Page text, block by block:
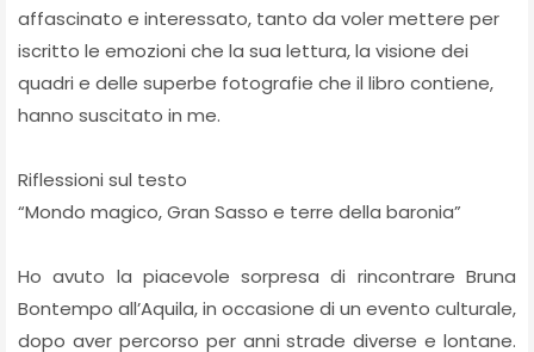
affascinato e interessato, tanto da voler mettere per
iscritto le emozioni che la sua lettura, la visione dei
quadri e delle superbe fotografie che il libro contiene,
hanno suscitato in me.
Riflessioni sul testo
“Mondo magico, Gran Sasso e terre della baronia”
Ho avuto la piacevole sorpresa di rincontrare Bruna
Bontempo all’Aquila, in occasione di un evento culturale,
dopo aver percorso per anni strade diverse e lontane.